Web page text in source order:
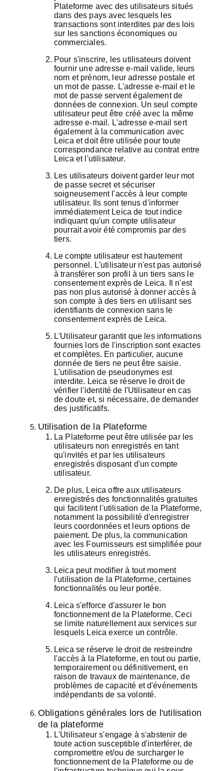
Plateforme avec des utilisateurs situés
dans des pays avec lesquels les
transactions sont interdites par des lois
sur les sanctions économiques ou
commerciales.
Pour s'inscrire, les utilisateurs doivent
fournir une adresse e-mail valide, leurs
nom et prénom, leur adresse postale et
un mot de passe. L'adresse e-mail et le
mot de passe servent également de
données de connexion. Un seul compte
utilisateur peut être créé avec la même
adresse e-mail. L'adresse e-mail sert
également à la communication avec
Leica et doit être utilisée pour toute
correspondance relative au contrat entre
Leica et l'utilisateur.
Les utilisateurs doivent garder leur mot
de passe secret et sécuriser
soigneusement l'accès à leur compte
utilisateur. Ils sont tenus d'informer
immédiatement Leica de tout indice
indiquant qu'un compte utilisateur
pourrait avoir été compromis par des
tiers.
Le compte utilisateur est hautement
personnel. L'utilisateur n'est pas autorisé
à transférer son profil à un tiers sans le
consentement exprès de Leica. Il n'est
pas non plus autorisé à donner accès à
son compte à des tiers en utilisant ses
identifiants de connexion sans le
consentement exprès de Leica.
L'Utilisateur garantit que les informations
fournies lors de l'inscription sont exactes
et complètes. En particulier, aucune
donnée de tiers ne peut être saisie.
L'utilisation de pseudonymes est
interdite. Leica se réserve le droit de
vérifier l'identité de l'Utilisateur en cas
de doute et, si nécessaire, de demander
des justificatifs.
Utilisation de la Plateforme
La Plateforme peut être utilisée par les
utilisateurs non enregistrés en tant
qu'invités et par les utilisateurs
enregistrés disposant d'un compte
utilisateur.
De plus, Leica offre aux utilisateurs
enregistrés des fonctionnalités gratuites
qui facilitent l'utilisation de la Plateforme,
notamment la possibilité d'enregistrer
leurs coordonnées et leurs options de
paiement. De plus, la communication
avec les Fournisseurs est simplifiée pour
les utilisateurs enregistrés.
Leica peut modifier à tout moment
l'utilisation de la Plateforme, certaines
fonctionnalités ou leur portée.
Leica s'efforce d'assurer le bon
fonctionnement de la Plateforme. Ceci
se limite naturellement aux services sur
lesquels Leica exerce un contrôle.
Leica se réserve le droit de restreindre
l'accès à la Plateforme, en tout ou partie,
temporairement ou définitivement, en
raison de travaux de maintenance, de
problèmes de capacité et d'événements
indépendants de sa volonté.
Obligations générales lors de l'utilisation
de la plateforme
L'Utilisateur s'engage à s'abstenir de
toute action susceptible d'interférer, de
compromettre et/ou de surcharger le
fonctionnement de la Plateforme ou de